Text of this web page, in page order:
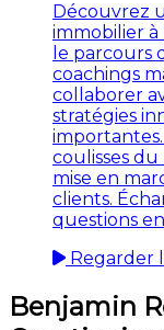
Découvrez
immobilier à
le parcours
coachings
collaborer
stratégies
coulisses
mise en
clients.
questions
Regarder
Benjamin